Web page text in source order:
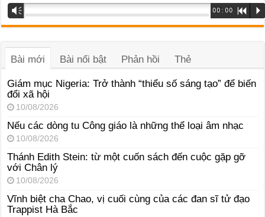
Trình
phát
âm
Vm 00:00 R P
Bài mới Bài nổi bật Phản hồi Thẻ
Giám mục Nigeria: Trở thành “thiểu số sáng tạo” để biến
đổi xã hội
10/08/2026
Nếu các dòng tu Công giáo là những thể loại âm nhạc
10/08/2026
Thánh Edith Stein: từ một cuốn sách đến cuộc gặp gỡ
với Chân lý
10/08/2026
Vĩnh biệt cha Chao, vị cuối cùng của các đan sĩ tử đạo
Trappist Hà Bắc